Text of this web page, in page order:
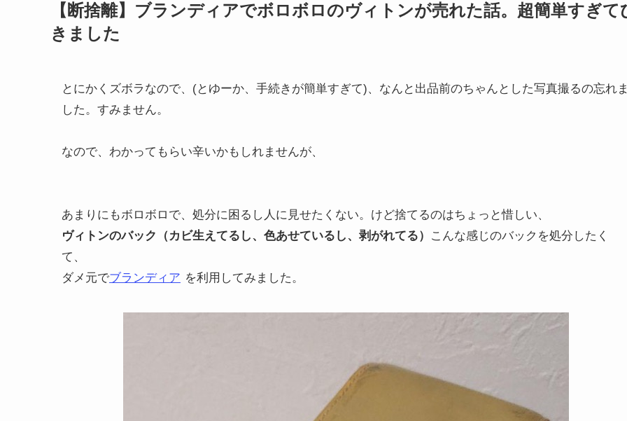
【断捨離】ブランディアでボロボロのヴィトンが売れた話。超簡単すぎて
きました
とにかくズボラなので、(とゆーか、手続きが簡単すぎて)、なんと出品前のちゃんとした写真撮るの忘れ
した。すみません。
なので、わかってもらい辛いかもしれませんが、
あまりにもボロボロで、処分に困るし人に見せたくない。けど捨てるのはちょっと惜しい、
ヴィトンのバック（カビ生えてるし、色あせているし、剥がれてる）
こんな感じのバックを処分したく
て、
ダメ元でブランディア を利用してみました。